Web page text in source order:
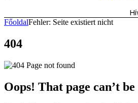
FőoldalFehler: Seite existiert nicht
404
Oops! That page can’t